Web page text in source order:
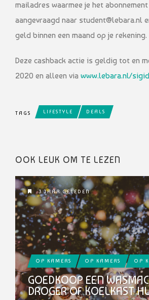
mailadres waarmee je het
aangevraagd naar student@lebara.nl
geld binnen een maand op je rekening.
Deze cashback actie is geldig tot en
2020 en alleen via www.lebara.nl/
TAGS LIFESTYLE DEALS
OOK LEUK OM TE LEZEN
3 JAAR GELEDEN
OP KAMERS OP KAMERS OP
GOEDKOOP EEN
DROGER OF KOELKAST